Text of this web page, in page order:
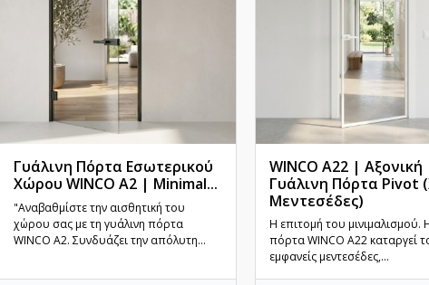
Γρήγορη προβολή
Γυάλινη Πόρτα Εσωτερικού
Χώρου WINCO A2 | Minimal...
"Αναβαθμίστε την αισθητική του
χώρου σας με τη γυάλινη πόρτα
WINCO A2. Συνδυάζει την απόλυτη...
Γρήγορη προβολή
WINCO A22 | Αξονική
Γυάλινη Πόρτα Pivot
Μεντεσέδες)
Η επιτομή του μινιμαλισμού.
πόρτα WINCO A22 καταργεί
εμφανείς μεντεσέδες,...